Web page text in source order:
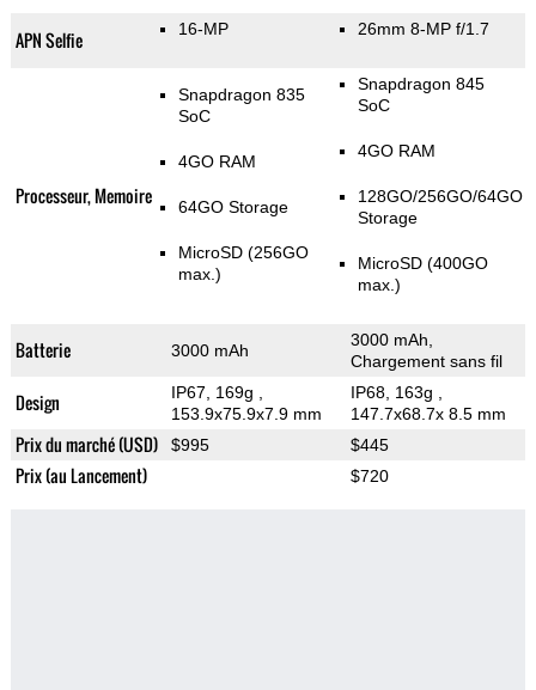
APN Selfie 16-MP 26mm 8-MP f/1.7
Processeur, Memoire
Snapdragon 835
SoC
4GO RAM
64GO Storage
MicroSD (256GO
max.)
Snapdragon 845
SoC
4GO RAM
128GO/256GO/64GO
Storage
MicroSD (400GO
max.)
Batterie 3000 mAh
3000 mAh,
Chargement sans fil
Design IP67, 169g
153.9x75.9x7.9 mm
IP68, 163g
147.7x68.7x 8.5 mm
Prix du marché (USD) $995 $445
Prix (au Lancement) $720